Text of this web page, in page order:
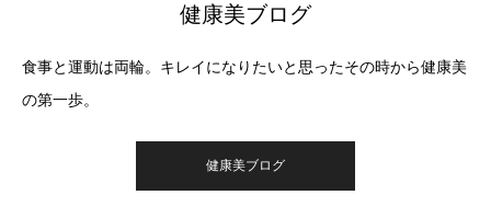
健康美ブログ
食事と運動は両輪。キレイになりたいと思ったその時から健康美
の第一歩。
健康美ブログ